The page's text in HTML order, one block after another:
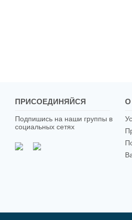
ПРИСОЕДИНЯЙСЯ
Подпишись на наши группы в
социальных сетях
О